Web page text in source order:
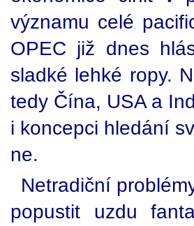
významu celé
OPEC již dnes
sladké lehké ropy.
tedy Čína, USA a
i koncepci hledání
ne.
Netradiční
popustit uzdu